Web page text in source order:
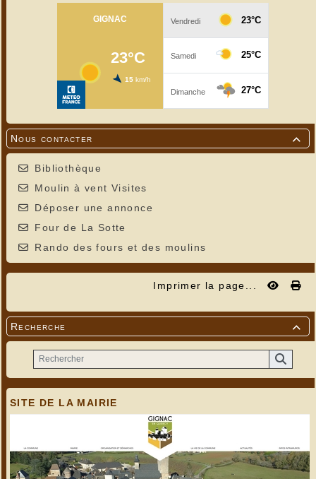

Nous contacter
Bibliothèque
Moulin à vent Visites
Déposer une annonce
Four de La Sotte
Rando des fours et des moulins
Imprimer la page...

Recherche
SITE DE LA MAIRIE
Photos de Maryse Signol